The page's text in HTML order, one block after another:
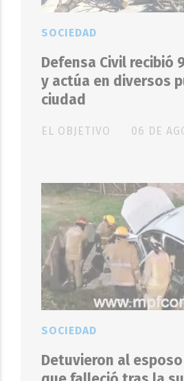
Defensa Civil recibió
y actúa en diversos
ciudad
EL OBJETIVO
SOCIEDAD
06 DE
Detuvieron al
SOCIEDAD